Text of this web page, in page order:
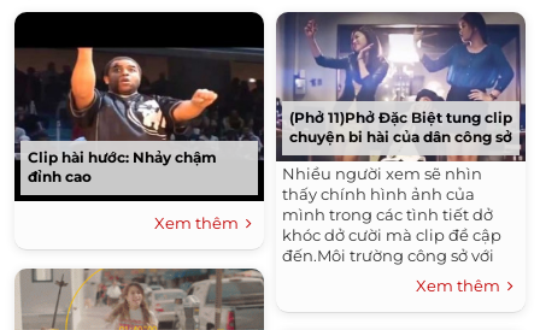
Clip hài hước: Nhảy chậm
đỉnh cao
Xem thêm
(Phở 11)Phở Đặc Biệt tung clip
chuyện bi hài của dân công sở
Nhiều người xem sẽ nhìn
thấy chính hình ảnh của
mình trong các tình tiết dở
khóc dở cười mà clip đề cập
đến.Môi trường công sở với
những thói hư tật xấu của sếp
và nhân viên luôn là đề...
Xem thêm